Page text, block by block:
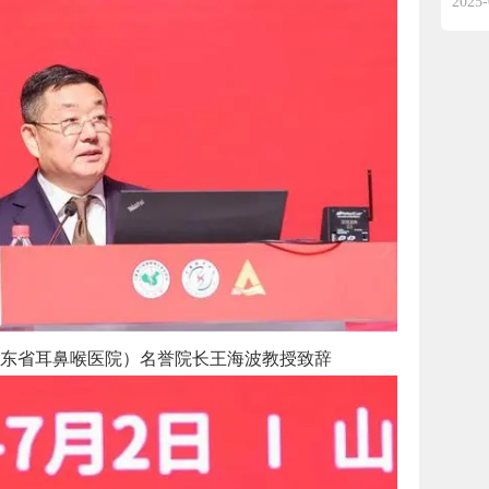
省耳鼻喉医院）名誉院长王海波教授致辞